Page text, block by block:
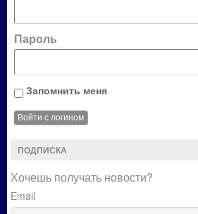
Пароль
Запомнить меня
ПОДПИСКА
Хочешь получать новости?
Email